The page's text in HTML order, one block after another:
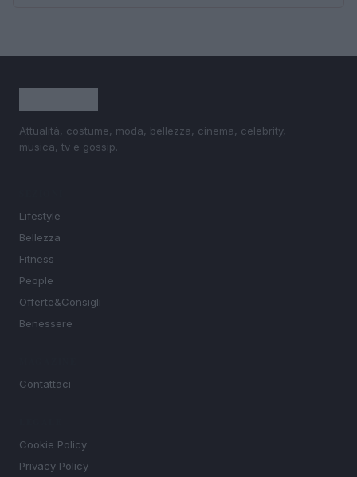
Attualità, costume, moda, bellezza, cinema, celebrity,
musica, tv e gossip.
Lifestyle
Bellezza
Fitness
People
Offerte&Consigli
Benessere
Contattaci
Cookie Policy
Privacy Policy